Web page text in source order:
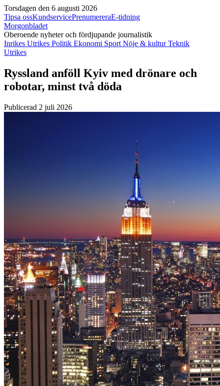
Torsdagen den 6 augusti 2026
Tipsa ossKundservicePrenumereraE-tidning
Morgonbladet
Oberoende nyheter och fördjupande journalistik
Inrikes Utrikes Politik Ekonomi Sport Nöje & kulturTeknik
Utrikes
Ryssland anföll Kyiv med drönare och
robotar, minst två döda
Publicerad 2 juli 2026